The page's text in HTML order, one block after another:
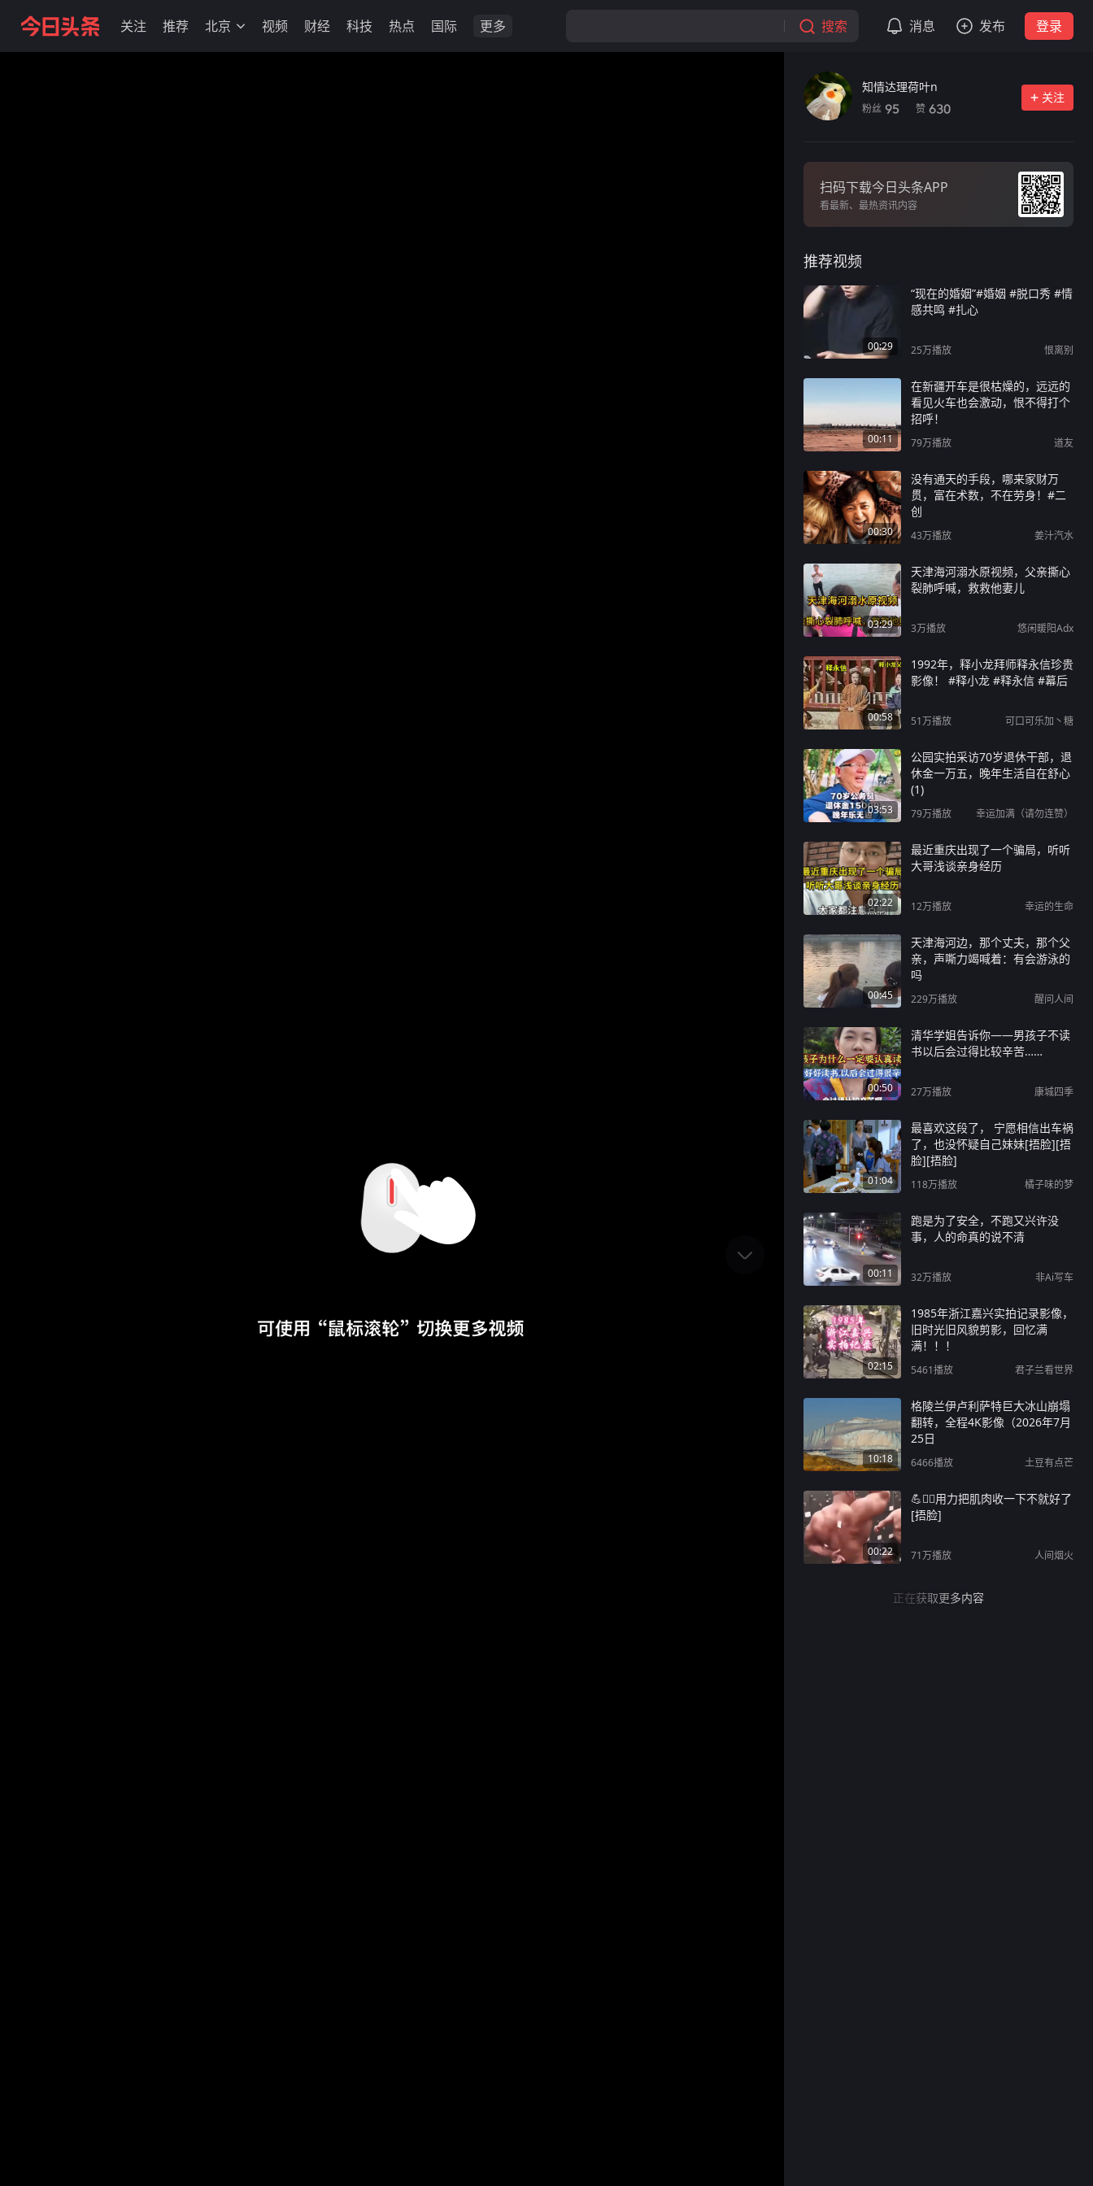
关注 推荐 北京 视频 财经 科技 热点 国际 更多 搜索 消息 发布 登录
知情达理荷叶n
粉丝 95 赞 630
关注
扫码下载今日头条APP
看最新、最热资讯内容
推荐视频
00:29
“现在的婚姻”#婚姻 #脱口秀 #情
感共鸣 #扎心
25万播放 恨离别
00:11
在新疆开车是很枯燥的，远远的
看见火车也会激动，恨不得打个
招呼！
79万播放 道友
00:30
没有通天的手段，哪来家财万
贯，富在术数，不在劳身！#二
创
43万播放 姜汁汽水
03:29
天津海河溺水原视频，父亲撕心
裂肺呼喊，救救他妻儿
3万播放 悠闲暖阳Adx
00:58
1992年，释小龙拜师释永信珍贵
影像！ #释小龙 #释永信 #幕后
51万播放 可口可乐加丶糖
03:53
公园实拍采访70岁退休干部，退
休金一万五，晚年生活自在舒心
(1)
79万播放 幸运加满（请勿连赞）
02:22
最近重庆出现了一个骗局，听听
大哥浅谈亲身经历
12万播放 幸运的生命
00:45
天津海河边，那个丈夫，那个父
亲，声嘶力竭喊着：有会游泳的
吗
229万播放 醒问人间
00:50
清华学姐告诉你——男孩子不读
书以后会过得比较辛苦……
27万播放 康城四季
01:04
最喜欢这段了， 宁愿相信出车祸
了，也没怀疑自己妹妹[捂脸][捂
脸][捂脸]
118万播放 橘子味的梦
00:11
跑是为了安全，不跑又兴许没
事，人的命真的说不清
32万播放 非Ai写车
02:15
1985年浙江嘉兴实拍记录影像，
旧时光旧风貌剪影，回忆满
满！！！
5461播放 君子兰看世界
10:18
格陵兰伊卢利萨特巨大冰山崩塌
翻转，全程4K影像（2026年7月
25日
6466播放 土豆有点芒
00:22
💪🏋️‍♂️用力把肌肉收一下不就好了
[捂脸]
71万播放 人间烟火
正在获取更多内容